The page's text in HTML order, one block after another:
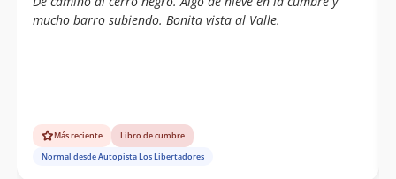
mucho barro subiendo. Bonita vista al Valle.
Más reciente
Libro de cumbre
Normal desde Autopista Los Libertadores